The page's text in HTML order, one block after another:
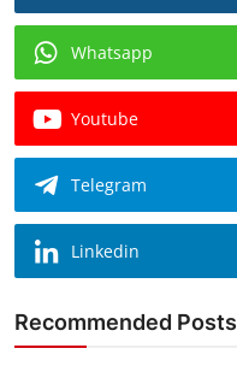
Whatsapp
Youtube
Telegram
Linkedin
Recommended Posts